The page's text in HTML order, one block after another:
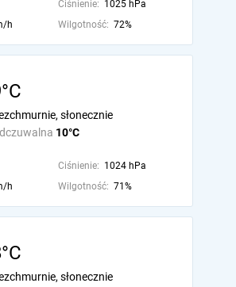
Ciśnienie: 1025 hPa
h Wilgotność: 72%
10°C
słonecznie
Ciśnienie: 1024 hPa
h Wilgotność: 71%
słonecznie